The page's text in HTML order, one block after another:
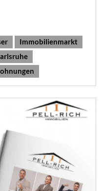
Immobilienmarkt